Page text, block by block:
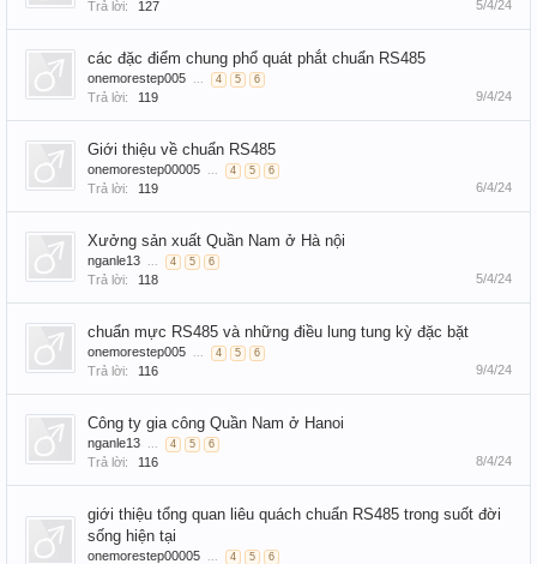
Trả lời: 127 5/4/24
các đặc điểm chung phổ quát phắt chuẩn RS485
onemorestep005 ... 4 5 6
Trả lời: 119 9/4/24
Giới thiệu về chuẩn RS485
onemorestep00005 ... 4 5 6
Trả lời: 119 6/4/24
Xưởng sản xuất Quần Nam ở Hà nội
nganle13 ... 4 5 6
Trả lời: 118 5/4/24
chuẩn mực RS485 và những điều lung tung kỳ đặc bặt
onemorestep005 ... 4 5 6
Trả lời: 116 9/4/24
Công ty gia công Quần Nam ở Hanoi
nganle13 ... 4 5 6
Trả lời: 116 8/4/24
giới thiệu tổng quan liêu quách chuẩn RS485 trong suốt đời
sống hiện tại
onemorestep00005 ... 4 5 6